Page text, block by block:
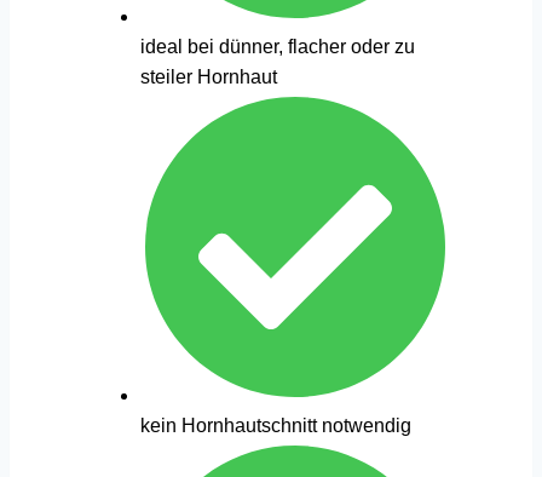
ideal bei dünner, flacher oder zu
steiler Hornhaut
kein Hornhautschnitt notwendig